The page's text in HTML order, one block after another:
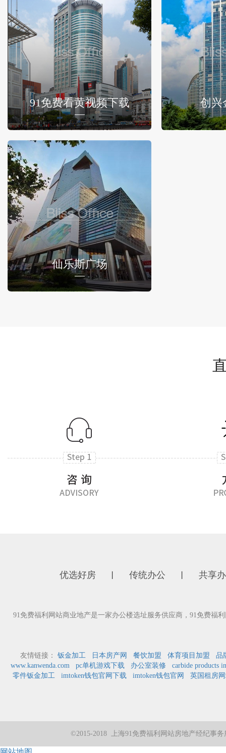
91免费看黄视频下载 创兴
仙乐斯广场
优选好房 传统办公 共享
91免费福利网站商业地产是一家办公楼选址服务供应商，91免费福
友情链接： 钣金加工 日本房产网 餐饮加盟 体育项目加盟
品
www.kanwenda.com
pc单机游戏下载 办公室装修
carbide products
零件钣金加工
imtoken钱包官网下载 imtoken钱包官网 英国租房
©2015-2018 上海91免费福利网站房地产经纪事